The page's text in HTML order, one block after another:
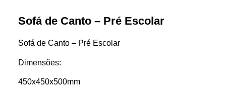
Sofá de Canto – Pré Escolar
Sofá de Canto – Pré Escolar
Dimensões:
450x450x500mm